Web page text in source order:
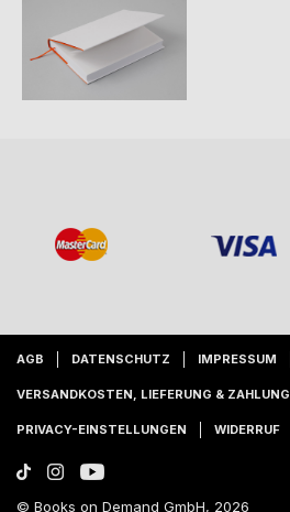
AGB DATENSCHUTZ IMPRESSUM
VERSANDKOSTEN, LIEFERUNG & ZAHLUNG
PRIVACY-EINSTELLUNGEN WIDERRUF
© Books on Demand GmbH, 2026